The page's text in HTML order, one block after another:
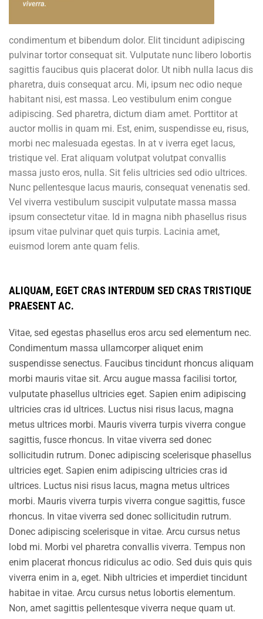
condimentum et bibendum dolor. Elit tincidunt adipiscing
pulvinar tortor consequat sit. Vulputate nunc libero lobortis
sagittis faucibus quis placerat dolor. Ut nibh nulla lacus dis
pharetra, duis consequat arcu. Mi, ipsum nec odio neque
habitant nisi, est massa. Leo vestibulum enim congue
adipiscing. Sed pharetra, dictum diam amet. Porttitor at
auctor mollis in quam mi. Est, enim, suspendisse eu, risus,
morbi nec malesuada egestas. In at v iverra eget lacus,
tristique vel. Erat aliquam volutpat volutpat convallis
massa justo eros, nulla. Sit felis ultricies sed odio ultrices.
Nunc pellentesque lacus mauris, consequat venenatis sed.
Vel viverra vestibulum suscipit vulputate massa massa
ipsum consectetur vitae. Id in magna nibh phasellus risus
ipsum vitae pulvinar quet quis turpis. Lacinia amet,
euismod lorem ante quam felis.
ALIQUAM, EGET CRAS INTERDUM SED CRAS TRISTIQUE
PRAESENT AC.
Vitae, sed egestas phasellus eros arcu sed elementum nec.
Condimentum massa ullamcorper aliquet enim
suspendisse senectus. Faucibus tincidunt rhoncus aliquam
morbi mauris vitae sit. Arcu augue massa facilisi tortor,
vulputate phasellus ultricies eget. Sapien enim adipiscing
ultricies cras id ultrices. Luctus nisi risus lacus, magna
metus ultrices morbi. Mauris viverra turpis viverra congue
sagittis, fusce rhoncus. In vitae viverra sed donec
sollicitudin rutrum. Donec adipiscing scelerisque phasellus
ultricies eget. Sapien enim adipiscing ultricies cras id
ultrices. Luctus nisi risus lacus, magna metus ultrices
morbi. Mauris viverra turpis viverra congue sagittis, fusce
rhoncus. In vitae viverra sed donec sollicitudin rutrum.
Donec adipiscing scelerisque in vitae. Arcu cursus netus
lobd mi. Morbi vel pharetra convallis viverra. Tempus non
enim placerat rhoncus ridiculus ac odio. Sed duis quis quis
viverra enim in a, eget. Nibh ultricies et imperdiet tincidunt
habitae in vitae. Arcu cursus netus lobortis elementum.
Non, amet sagittis pellentesque viverra neque quam ut.